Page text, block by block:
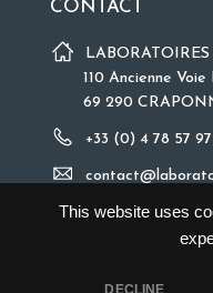
This website uses
DECLINE
CONTACT
110 Ancienne Voie
69 290
+33 (0) 4 78 57 97